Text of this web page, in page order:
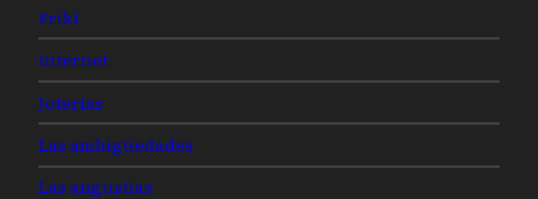
Friki
Internet
Joterías
Las ambigüedades
Las angustias